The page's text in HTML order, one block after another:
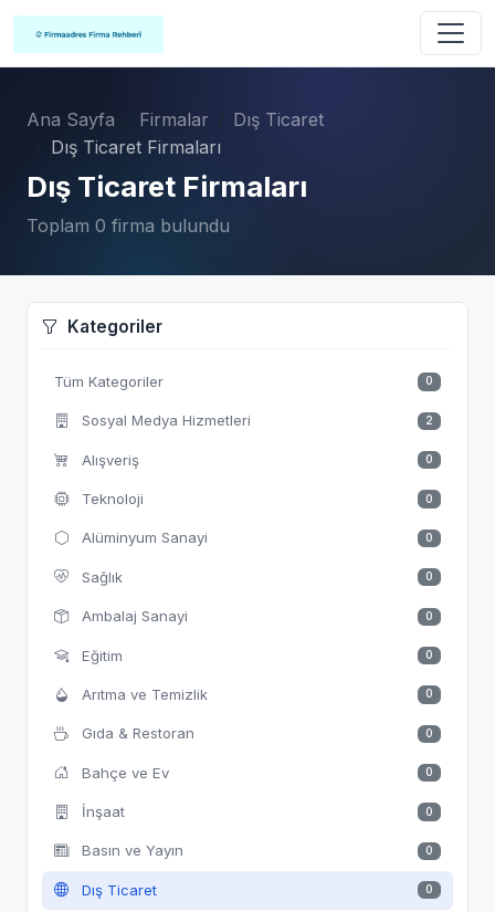
Ana Sayfa Firmalar
Dış Ticaret
Dış Ticaret Firmaları
Dış Ticaret Firmaları
Toplam 0 firma bulundu
Kategoriler
Tüm Kategoriler 0
Sosyal Medya Hizmetleri 2
Alışveriş 0
Teknoloji 0
Alüminyum Sanayi 0
Sağlık 0
Ambalaj Sanayi 0
Eğitim 0
Arıtma ve Temizlik 0
Gıda & Restoran 0
Bahçe ve Ev 0
İnşaat 0
Basın ve Yayın 0
Dış Ticaret 0